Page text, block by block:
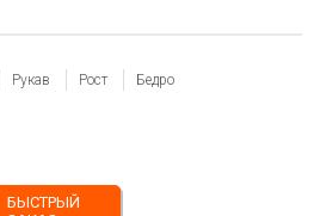
Рукав Рост Бедро
БЫСТРЫЙ